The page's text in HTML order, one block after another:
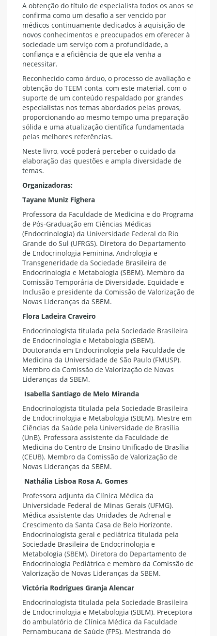
A obtenção do título de especialista todos os anos se
confirma como um desafio a ser vencido por
médicos continuamente dedicados à aquisição de
novos conhecimentos e preocupados em oferecer à
sociedade um serviço com a profundidade, a
confiança e a eficiência de que ela venha a
necessitar.
Reconhecido como árduo, o processo de avaliação e
obtenção do TEEM conta, com este material, com o
suporte de um conteúdo respaldado por grandes
especialistas nos temas abordados pelas provas,
proporcionando ao mesmo tempo uma preparação
sólida e uma atualização científica fundamentada
pelas melhores referências.
Neste livro, você poderá perceber o cuidado da
elaboração das questões e ampla diversidade de
temas.
Organizadoras:
Tayane Muniz Fighera
Professora da Faculdade de Medicina e do Programa
de Pós-Graduação em Ciências Médicas
(Endocrinologia) da Universidade Federal do Rio
Grande do Sul (UFRGS). Diretora do Departamento
de Endocrinologia Feminina, Andrologia e
Transgeneridade da Sociedade Brasileira de
Endocrinologia e Metabologia (SBEM). Membro da
Comissão Temporária de Diversidade, Equidade e
Inclusão e presidente da Comissão de Valorização de
Novas Lideranças da SBEM.
Flora Ladeira Craveiro
Endocrinologista titulada pela Sociedade Brasileira
de Endocrinologia e Metabologia (SBEM).
Doutoranda em Endocrinologia pela Faculdade de
Medicina da Universidade de São Paulo (FMUSP).
Membro da Comissão de Valorização de Novas
Lideranças da SBEM.
Isabella Santiago de Melo Miranda
Endocrinologista titulada pela Sociedade Brasileira
de Endocrinologia e Metabologia (SBEM). Mestre em
Ciências da Saúde pela Universidade de Brasília
(UnB). Professora assistente da Faculdade de
Medicina do Centro de Ensino Unificado de Brasília
(CEUB). Membro da Comissão de Valorização de
Novas Lideranças da SBEM.
Nathália Lisboa Rosa A. Gomes
Professora adjunta da Clínica Médica da
Universidade Federal de Minas Gerais (UFMG).
Médica assistente das Unidades de Adrenal e
Crescimento da Santa Casa de Belo Horizonte.
Endocrinologista geral e pediátrica titulada pela
Sociedade Brasileira de Endocrinologia e
Metabologia (SBEM). Diretora do Departamento de
Endocrinologia Pediátrica e membro da Comissão de
Valorização de Novas Lideranças da SBEM.
Victória Rodrigues Granja Alencar
Endocrinologista titulada pela Sociedade Brasileira
de Endocrinologia e Metabologia (SBEM). Preceptora
do ambulatório de Clínica Médica da Faculdade
Pernambucana de Saúde (FPS). Mestranda do